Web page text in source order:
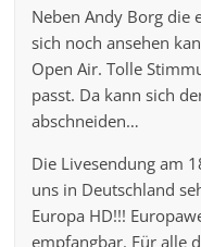
Neben Andy Borg die
sich noch ansehen
Open Air. Tolle
passt. Da kann sich
abschneiden…
Die Livesendung am
uns in Deutschland
Europa HD!!!
empfangbar. Für alle